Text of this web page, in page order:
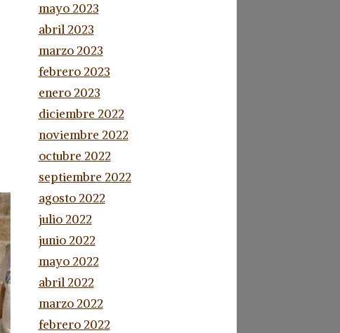
mayo 2023
abril 2023
marzo 2023
febrero 2023
enero 2023
diciembre 2022
noviembre 2022
octubre 2022
septiembre 2022
agosto 2022
julio 2022
junio 2022
mayo 2022
abril 2022
marzo 2022
febrero 2022